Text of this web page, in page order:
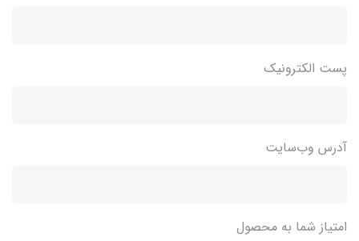
پست الکترونیک
آدرس وب‌سایت
امتیاز شما به محصول